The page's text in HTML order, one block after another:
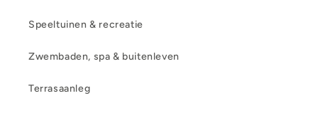
Speeltuinen & recreatie
Zwembaden, spa & buitenleven
Terrasaanleg